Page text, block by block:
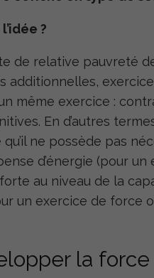
?
de relative pauvreté
additionnelles,
même exercice :
En d’autres
ne possède pas
d’énergie (pour
au niveau de la
un exercice de force
la